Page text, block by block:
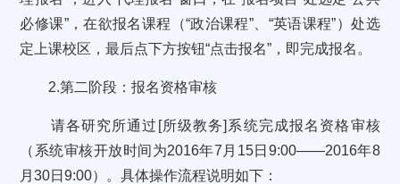
必修课”，在欲报名课程（“政治课程”、“英语课程”）处选
定上课校区，最后点下方按钮“点击报名”，即完成报名。
2.第二阶段：报名资格审核
请各研究所通过 [所级教务] 系统完成报名资格审核
（系统审核开放时间为2016年7 月 15日 9:00——2016年8
月30日9:00）。具体操作流程说明如下：